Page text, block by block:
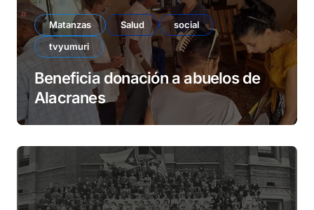
Matanzas Salud
social
tvyumuri
Beneficia donación a abuelos de
Alacranes